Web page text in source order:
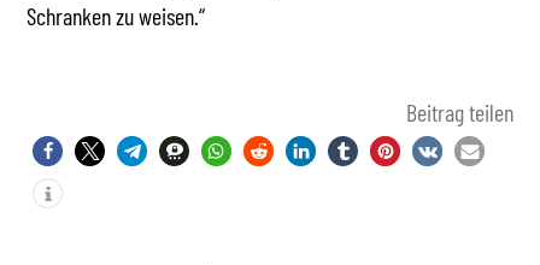
Schranken zu weisen.“
Beitrag teilen